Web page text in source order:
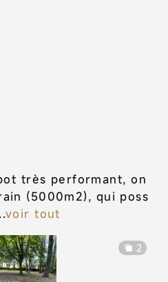
très performant, on
(5000m2), qui poss
voir tout
2